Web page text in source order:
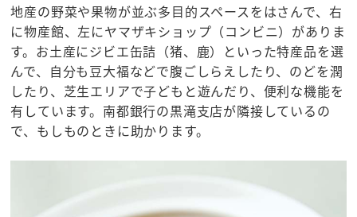
地産の野菜や果物が並ぶ多目的スペースをはさんで、右
に物産館、左にヤマザキショップ（コンビニ）がありま
す。お土産にジビエ缶詰（猪、鹿）といった特産品を選
んで、自分も豆大福などで腹ごしらえしたり、のどを潤
したり、芝生エリアで子どもと遊んだり、便利な機能を
有しています。南都銀行の黒滝支店が隣接しているの
で、もしものときに助かります。